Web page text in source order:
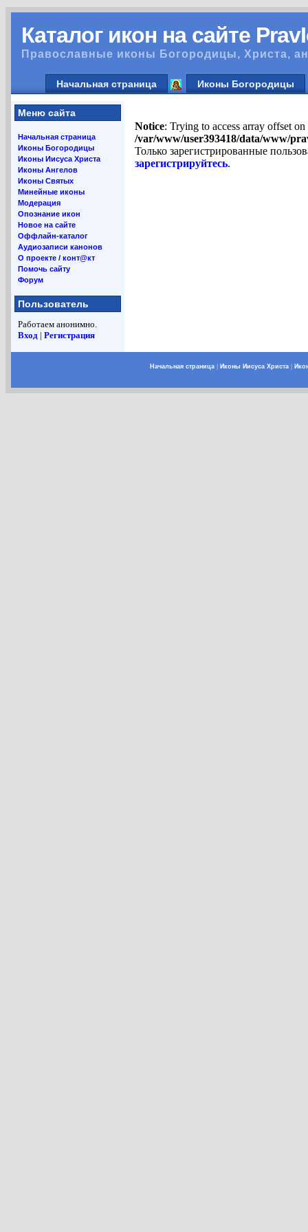
Каталог икон на сайте
Православные иконы Богородицы, Христа,
Начальная страница Иконы Богородицы
Меню сайта
Начальная страница
Иконы Богородицы
Иконы Иисуса Христа
Иконы Ангелов
Иконы Святых
Минейные иконы
Модерация
Опознание икон
Новое на сайте
Оффлайн-каталог
Аудиозаписи канонов
О проекте / конт@кт
Помочь сайту
Форум
Пользователь
Работаем анонимно.
Вход | Регистрация
Notice: Trying to access array offset
/var/www/user393418/data/www/
Только зарегистрированные
зарегистрируйтесь.
Начальная страница| Иконы Иисуса Христа|